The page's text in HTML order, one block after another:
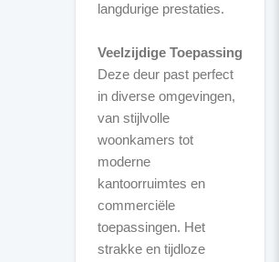
langdurige prestaties.
Veelzijdige Toepassing
Deze deur past perfect
in diverse omgevingen,
van stijlvolle
woonkamers tot
moderne
kantoorruimtes en
commerciële
toepassingen. Het
strakke en tijdloze